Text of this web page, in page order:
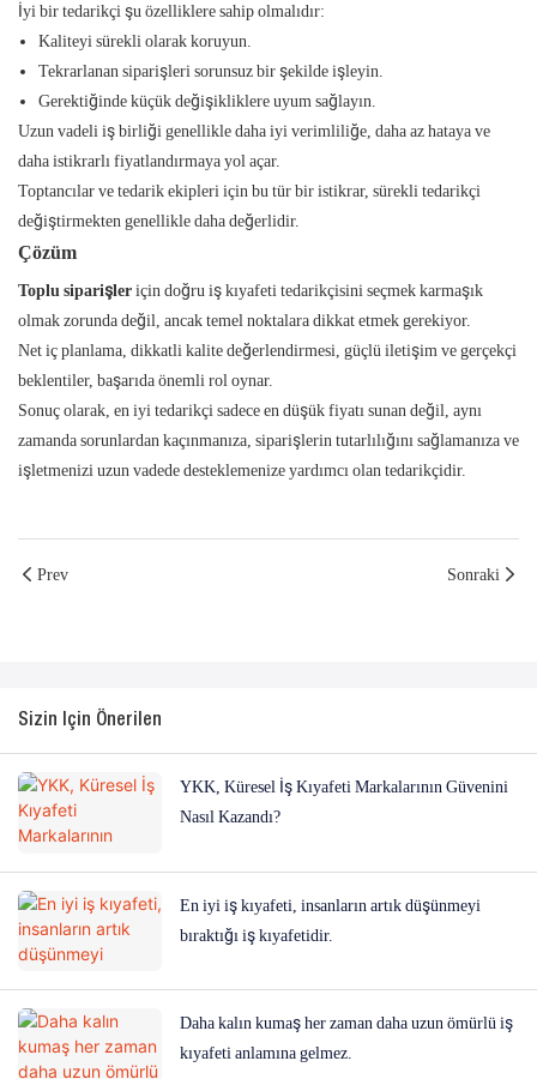
İyi bir tedarikçi şu özelliklere sahip olmalıdır:
Kaliteyi sürekli olarak koruyun.
Tekrarlanan siparişleri sorunsuz bir şekilde işleyin.
Gerektiğinde küçük değişikliklere uyum sağlayın.
Uzun vadeli iş birliği genellikle daha iyi verimliliğe, daha az hataya ve
daha istikrarlı fiyatlandırmaya yol açar.
Toptancılar ve tedarik ekipleri için bu tür bir istikrar, sürekli tedarikçi
değiştirmekten genellikle daha değerlidir.
Çözüm
Toplu siparişleriçin doğru iş kıyafeti tedarikçisini seçmek karmaşık
olmak zorunda değil, ancak temel noktalara dikkat etmek gerekiyor.
Net iç planlama, dikkatli kalite değerlendirmesi, güçlü iletişim ve gerçekçi
beklentiler, başarıda önemli rol oynar.
Sonuç olarak, en iyi tedarikçi sadece en düşük fiyatı sunan değil, aynı
zamanda sorunlardan kaçınmanıza, siparişlerin tutarlılığını sağlamanıza ve
işletmenizi uzun vadede desteklemenize yardımcı olan tedarikçidir.
Prev Sonraki
Sizin Için Önerilen
YKK, Küresel İş Kıyafeti Markalarının Güvenini
Nasıl Kazandı?
En iyi iş kıyafeti, insanların artık düşünmeyi
bıraktığı iş kıyafetidir.
Daha kalın kumaş her zaman daha uzun ömürlü iş
kıyafeti anlamına gelmez.